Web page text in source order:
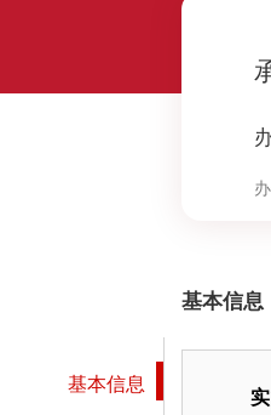
基本信息
基本信息